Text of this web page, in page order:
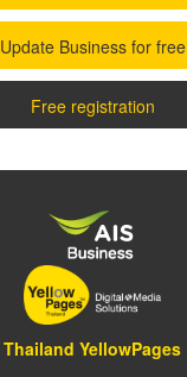
Update Business for free
Free registration
Thailand YellowPages